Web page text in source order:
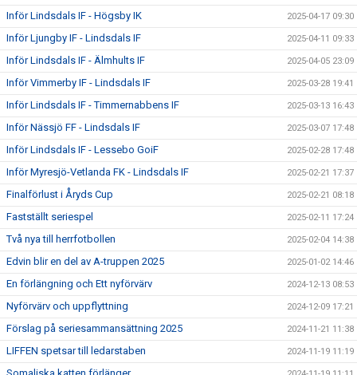
Inför Lindsdals IF - Högsby IK 2025-04-17 09:30
Inför Ljungby IF - Lindsdals IF 2025-04-11 09:33
Inför Lindsdals IF - Älmhults IF 2025-04-05 23:09
Inför Vimmerby IF - Lindsdals IF 2025-03-28 19:41
Inför Lindsdals IF - Timmernabbens IF 2025-03-13 16:43
Inför Nässjö FF - Lindsdals IF 2025-03-07 17:48
Inför Lindsdals IF - Lessebo GoiF 2025-02-28 17:48
Inför Myresjö-Vetlanda FK - Lindsdals IF 2025-02-21 17:37
Finalförlust i Åryds Cup 2025-02-21 08:18
Fastställt seriespel 2025-02-11 17:24
Två nya till herrfotbollen 2025-02-04 14:38
Edvin blir en del av A-truppen 2025 2025-01-02 14:46
En förlängning och Ett nyförvärv 2024-12-13 08:53
Nyförvärv och uppflyttning 2024-12-09 17:21
Förslag på seriesammansättning 2025 2024-11-21 11:38
LIFFEN spetsar till ledarstaben 2024-11-19 11:19